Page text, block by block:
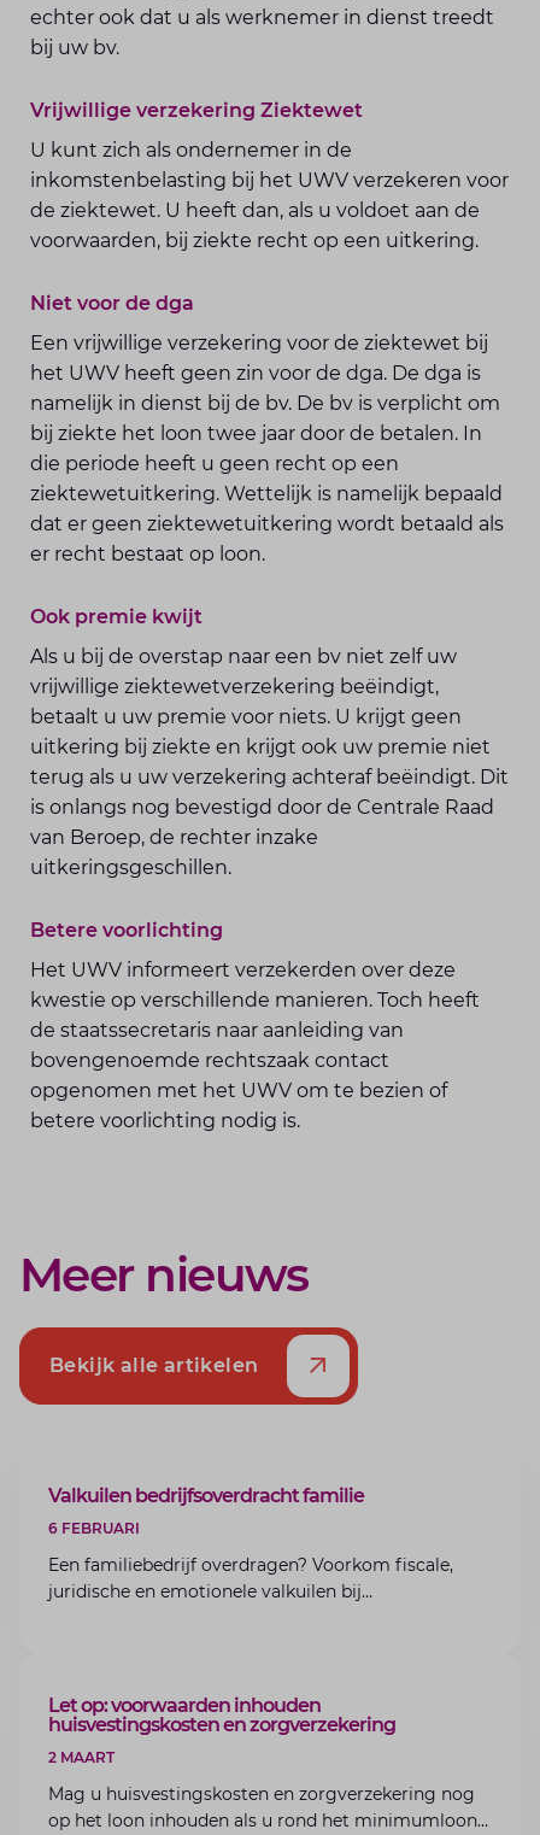
echter ook dat u als werknemer in dienst treedt
bij uw bv.
Vrijwillige verzekering Ziektewet
U kunt zich als ondernemer in de
inkomstenbelasting bij het UWV verzekeren voor
de ziektewet. U heeft dan, als u voldoet aan de
voorwaarden, bij ziekte recht op een uitkering.
Niet voor de dga
Een vrijwillige verzekering voor de ziektewet bij
het UWV heeft geen zin voor de dga. De dga is
namelijk in dienst bij de bv. De bv is verplicht om
bij ziekte het loon twee jaar door de betalen. In
die periode heeft u geen recht op een
ziektewetuitkering. Wettelijk is namelijk bepaald
dat er geen ziektewetuitkering wordt betaald als
er recht bestaat op loon.
Ook premie kwijt
Als u bij de overstap naar een bv niet zelf uw
vrijwillige ziektewetverzekering beëindigt,
betaalt u uw premie voor niets. U krijgt geen
uitkering bij ziekte en krijgt ook uw premie niet
terug als u uw verzekering achteraf beëindigt. Dit
is onlangs nog bevestigd door de Centrale Raad
van Beroep, de rechter inzake
uitkeringsgeschillen.
Betere voorlichting
Het UWV informeert verzekerden over deze
kwestie op verschillende manieren. Toch heeft
de staatssecretaris naar aanleiding van
bovengenoemde rechtszaak contact
opgenomen met het UWV om te bezien of
betere voorlichting nodig is.
Meer nieuws
Bekijk alle artikelen
ARTIKEL
Valkuilen bedrijfsoverdracht familie
6 FEBRUARI
Een familiebedrijf overdragen? Voorkom fiscale,
juridische en emotionele valkuilen bij
ARTIKEL
Let op: voorwaarden inhouden
huisvestingskosten en zorgverzekering
2 MAART
Mag u huisvestingskosten en zorgverzekering nog
op het loon inhouden als u rond het minimumloon